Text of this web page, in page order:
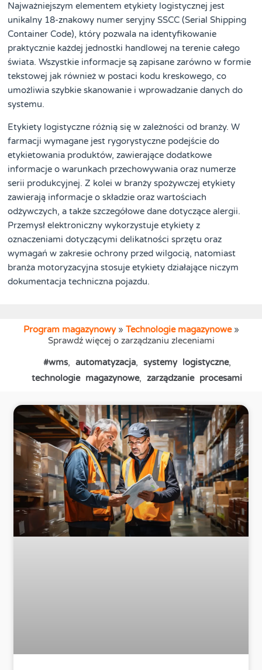
Najważniejszym elementem etykiety logistycznej jest
unikalny 18-znakowy numer seryjny SSCC (Serial Shipping
Container Code), który pozwala na identyfikowanie
praktycznie każdej jednostki handlowej na terenie całego
świata. Wszystkie informacje są zapisane zarówno w formie
tekstowej jak również w postaci kodu kreskowego, co
umożliwia szybkie skanowanie i wprowadzanie danych do
systemu.
Etykiety logistyczne różnią się w zależności od branży. W
farmacji wymagane jest rygorystyczne podejście do
etykietowania produktów, zawierające dodatkowe
informacje o warunkach przechowywania oraz numerze
serii produkcyjnej. Z kolei w branży spożywczej etykiety
zawierają informacje o składzie oraz wartościach
odżywczych, a także szczegółowe dane dotyczące alergii.
Przemysł elektroniczny wykorzystuje etykiety z
oznaczeniami dotyczącymi delikatności sprzętu oraz
wymagań w zakresie ochrony przed wilgocią, natomiast
branża motoryzacyjna stosuje etykiety działające niczym
dokumentacja techniczna pojazdu.
Program magazynowy» Technologie magazynowe»
Sprawdź więcej o zarządzaniu zleceniami
#wms, automatyzacja, systemy logistyczne,
technologie magazynowe, zarządzanie procesami